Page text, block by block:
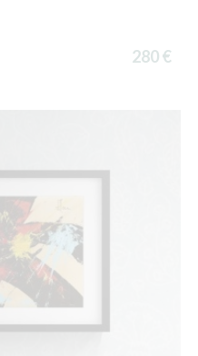
280 €